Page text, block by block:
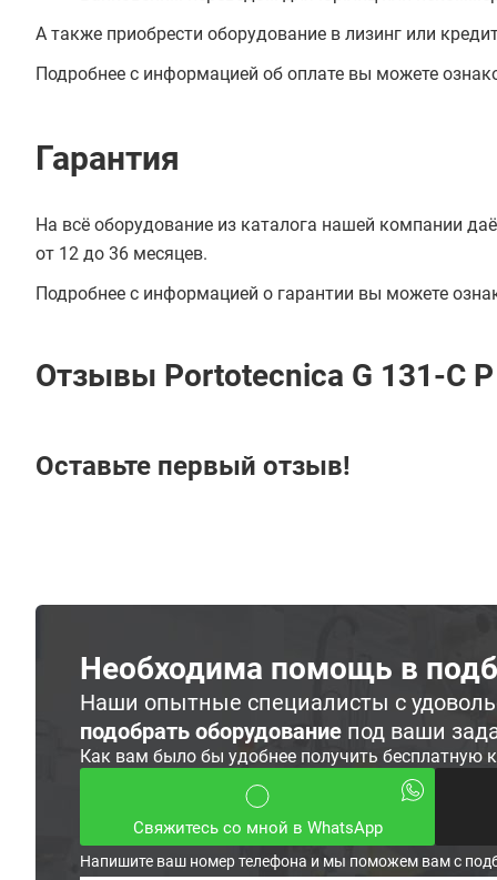
А также приобрести оборудование в лизинг или
Подробнее с информацией об оплате вы можете
Гарантия
На всё оборудование из каталога нашей компании
от 12 до 36 месяцев.
Подробнее с информацией о гарантии вы можете
Отзывы Portotecnica G 131-C P
Оставьте первый отзыв!
Необходима помощь в
Наши опытные специалисты с
подобрать оборудование под ваши
Как вам было бы удобнее получить бесплатную
Свяжитесь со мной в WhatsApp
Напишите ваш номер телефона и мы поможем вам с